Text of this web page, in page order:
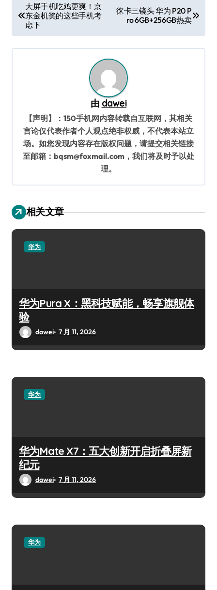
章
导
航
大屏手机吃鸡更爽！京
东金机奖的这些手机考
虑下
徕卡三镜头 华为 P20 P
ro 6GB+256GB热卖
由 dawei
【声明】：150手机网内容转载自互联网，其相关
言论仅代表作者个人观点绝非权威，不代表本站立
场。如您发现内容存在版权问题，请提交相关链接
至邮箱：bqsm@foxmail.com，我们将及时予以处
理。
相关文章
华为
华为Pura X：黑科技赋能，畅享旗舰体
验
dawei 7 月 11, 2026
华为
华为Mate X7：五大创新开启折叠屏新
纪元
dawei 7 月 11, 2026
华为